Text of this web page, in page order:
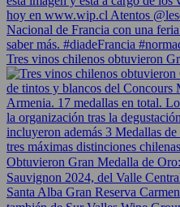
Tres vinos chilenos obtuvieron